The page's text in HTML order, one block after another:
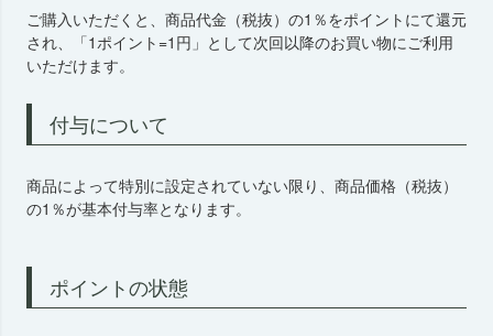
ご購入いただくと、商品代金（税抜）の1％をポイントにて還元
され、「1ポイント=1円」として次回以降のお買い物にご利用
いただけます。
付与について
商品によって特別に設定されていない限り、商品価格（税抜）
の1％が基本付与率となります。
ポイントの状態